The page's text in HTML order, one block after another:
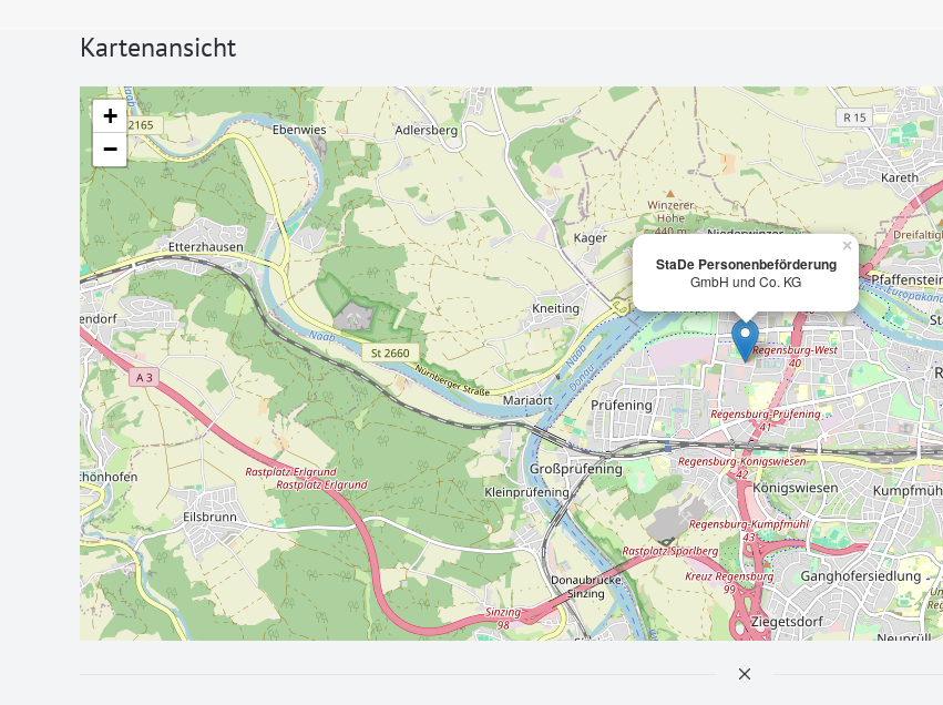
Kartenansicht
StaDe Personenbeförderung
GmbH und Co. KG
×
+
−